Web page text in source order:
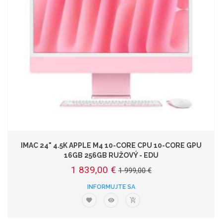
IMAC 24" 4.5K APPLE M4 10-CORE CPU 10-CORE GPU
16GB 256GB RUŽOVÝ - EDU
1 839,00 € 1 999,00 €
INFORMUJTE SA